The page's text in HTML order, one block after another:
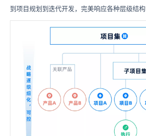
到项目规划到迭代开发，完美响应各种层级结构